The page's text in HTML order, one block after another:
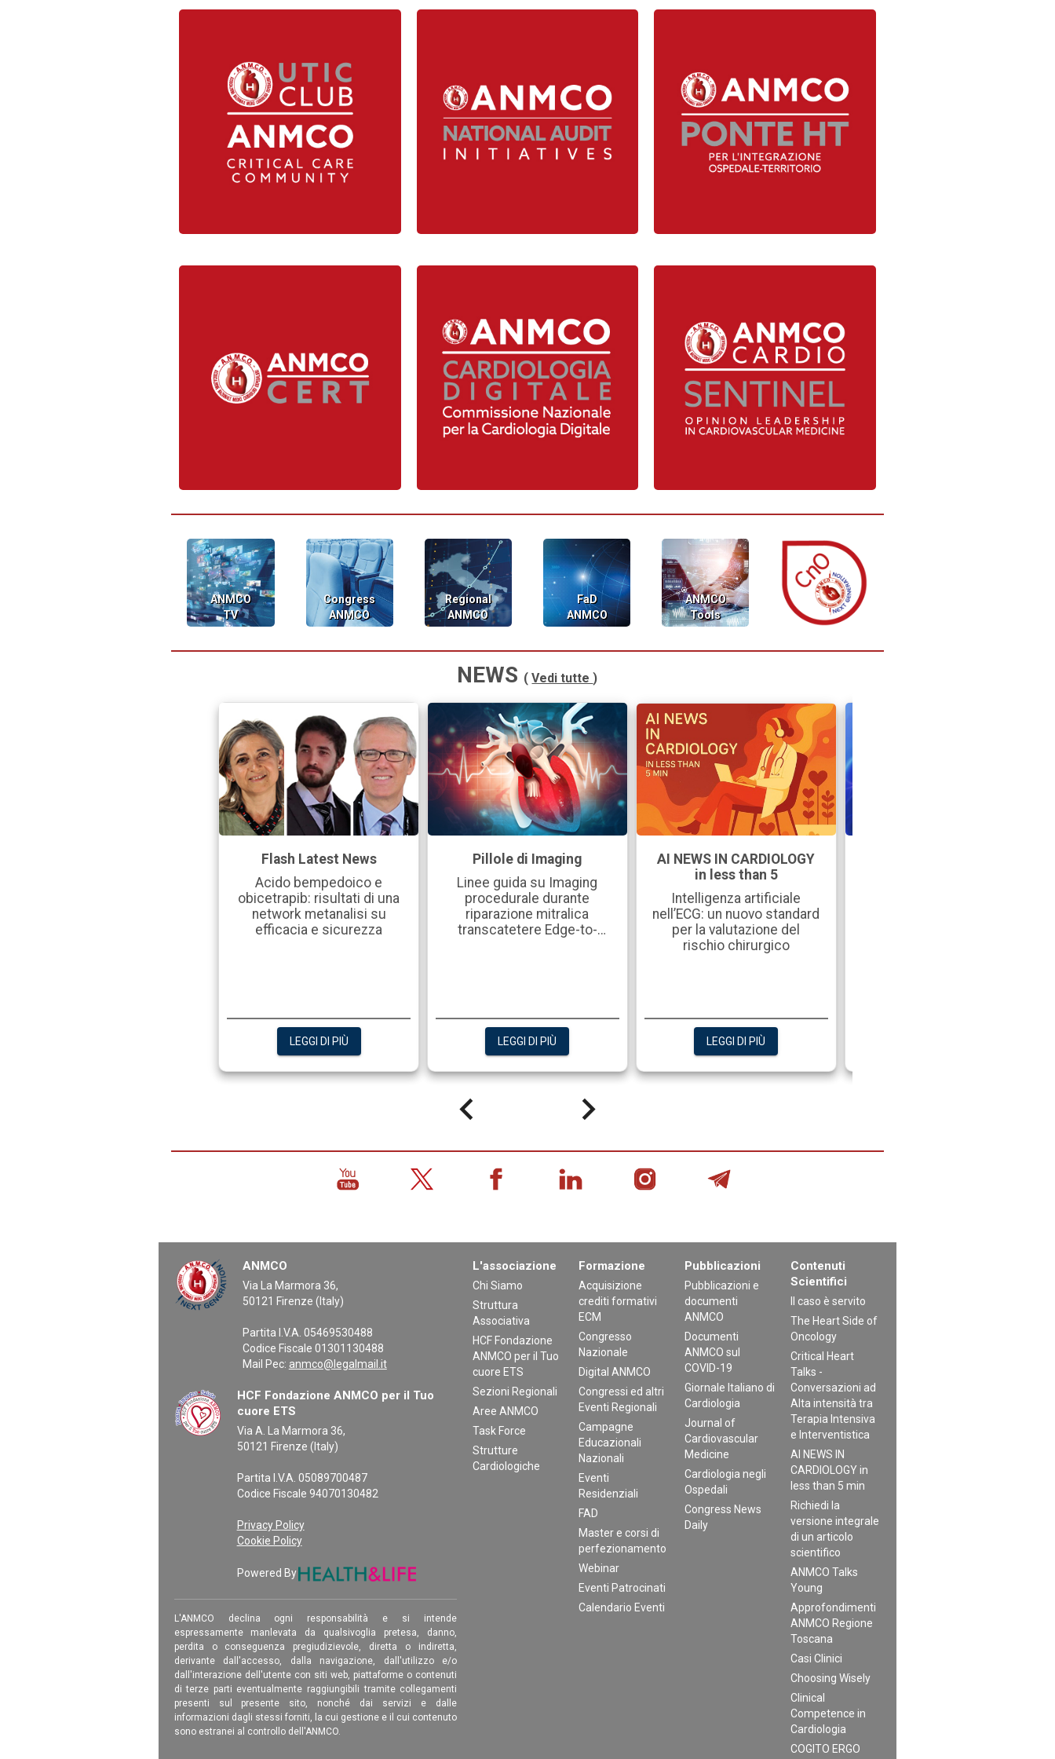
ANMCO
TV
Congress
ANMCO
Regional
ANMCO
FaD
ANMCO
ANMCO
Tools
NEWS (Vedi tutte)
Flash Latest News
Acido bempedoico e
obicetrapib: risultati di una
network metanalisi su
efficacia e sicurezza
LEGGI DI PIÙ
Pillole di Imaging
Linee guida su Imaging
procedurale durante
riparazione mitralica
transcatetere Edge-to-
LEGGI DI PIÙ
AI NEWS IN CARDIOLOGY
in less than 5
Intelligenza artificiale
nell’ECG: un nuovo standard
per la valutazione del
rischio chirurgico
LEGGI DI PIÙ
keyboard_arrow_left keyboard_arrow_right
ANMCO
Via La Marmora 36,
50121 Firenze (Italy)
Partita I.V.A. 05469530488
Codice Fiscale 01301130488
Mail Pec: anmco@legalmail.it
HCF Fondazione ANMCO per il Tuo
cuore ETS
Via A. La Marmora 36,
50121 Firenze (Italy)
Partita I.V.A. 05089700487
Codice Fiscale 94070130482
Privacy Policy
Cookie Policy
Powered By
L'ANMCO declina ogni responsabilità e si intende
espressamente manlevata da qualsivoglia pretesa, danno,
perdita o conseguenza pregiudizievole, diretta o indiretta,
derivante dall'accesso, dalla navigazione, dall'utilizzo e/o
dall'interazione dell'utente con siti web, piattaforme o contenuti
di terze parti eventualmente raggiungibili tramite collegamenti
presenti sul presente sito, nonché dai servizi e dalle
informazioni dagli stessi forniti, la cui gestione e il cui contenuto
sono estranei al controllo dell'ANMCO.
L'associazione
Chi Siamo
Struttura
Associativa
HCF Fondazione
ANMCO per il Tuo
cuore ETS
Sezioni Regionali
Aree ANMCO
Task Force
Strutture
Cardiologiche
Formazione
Acquisizione
crediti formativi
ECM
Congresso
Nazionale
Digital ANMCO
Congressi ed altri
Eventi Regionali
Campagne
Educazionali
Nazionali
Eventi
Residenziali
FAD
Master e corsi di
perfezionamento
Webinar
Eventi Patrocinati
Calendario Eventi
Pubblicazioni
Pubblicazioni e
documenti
ANMCO
Documenti
ANMCO sul
COVID-19
Giornale Italiano di
Cardiologia
Journal of
Cardiovascular
Medicine
Cardiologia negli
Ospedali
Congress News
Daily
Contenuti
Scientifici
Il caso è servito
The Heart Side of
Oncology
Critical Heart
Talks -
Conversazioni ad
Alta intensità tra
Terapia Intensiva
e Interventistica
AI NEWS IN
CARDIOLOGY in
less than 5 min
Richiedi la
versione integrale
di un articolo
scientifico
ANMCO Talks
Young
Approfondimenti
ANMCO Regione
Toscana
Casi Clinici
Choosing Wisely
Clinical
Competence in
Cardiologia
COGITO ERGO